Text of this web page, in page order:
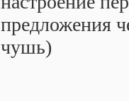
предложения
чушь)